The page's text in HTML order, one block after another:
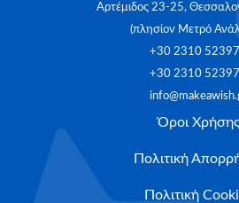
Αρτέμιδος 23-25,
(πλησίον Μετρό
+30 2310
+30 2310
Όροι Χρήσης
Πολιτική
Πολιτική